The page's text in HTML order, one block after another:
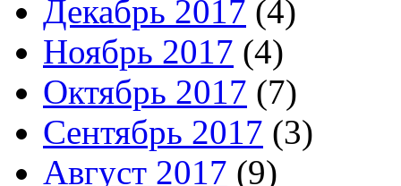
Декабрь 2017 (4)
Ноябрь 2017 (4)
Октябрь 2017 (7)
Сентябрь 2017 (3)
Август 2017 (9)